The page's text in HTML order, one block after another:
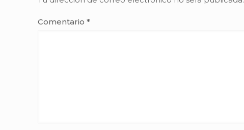
Comentario *